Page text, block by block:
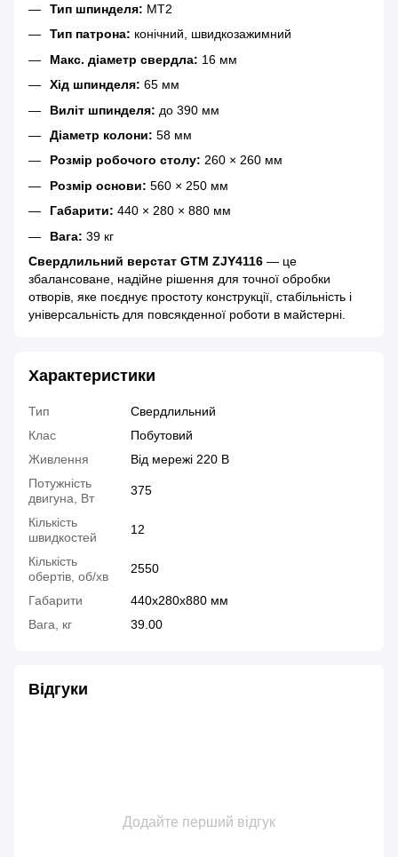
Тип шпинделя: MT2
Тип патрона: конічний, швидкозажимний
Макс. діаметр свердла: 16 мм
Хід шпинделя: 65 мм
Виліт шпинделя: до 390 мм
Діаметр колони: 58 мм
Розмір робочого столу: 260 × 260 мм
Розмір основи: 560 × 250 мм
Габарити: 440 × 280 × 880 мм
Вага: 39 кг
Свердлильний верстат GTM ZJY4116 — це
збалансоване, надійне рішення для точної обробки
отворів, яке поєднує простоту конструкції, стабільність і
універсальність для повсякденної роботи в майстерні.
Характеристики
Тип
Свердлильний
Клас
Побутовий
Живлення
Від мережі 220 В
Потужність
двигуна, Вт
375
Кількість
швидкостей
12
Кількість
обертів, об/хв
2550
Габарити
440x280x880 мм
Вага, кг
39.00
Відгуки
Додайте перший відгук